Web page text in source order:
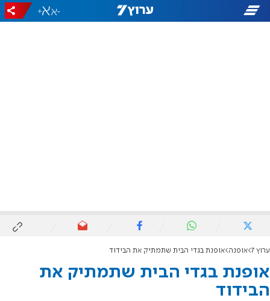
-
+
ערוץ 7 אופנה אופנת בגדי הבית שתמתיק את הבידוד
אופנת בגדי הבית שתמתיק את
הבידוד